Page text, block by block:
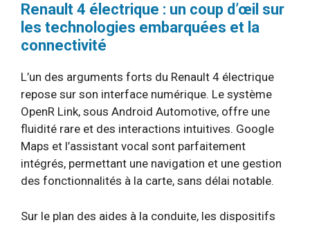
Renault 4 électrique : un coup d’œil sur
les technologies embarquées et la
connectivité
L’un des arguments forts du Renault 4 électrique
repose sur son interface numérique. Le système
OpenR Link, sous Android Automotive, offre une
fluidité rare et des interactions intuitives. Google
Maps et l’assistant vocal sont parfaitement
intégrés, permettant une navigation et une gestion
des fonctionnalités à la carte, sans délai notable.
Sur le plan des aides à la conduite, les dispositifs